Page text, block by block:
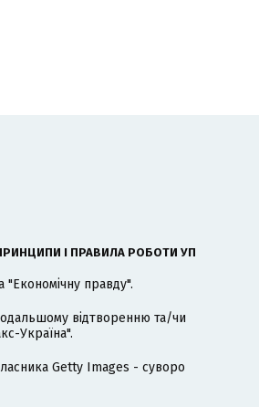
І ПРАВИЛА РОБОТИ УП
"Економічну правду".
відтворенню та/чи
Україна".
Getty Images - суворо